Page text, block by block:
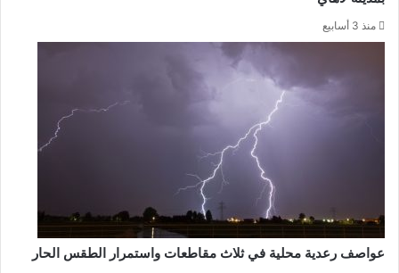
منذ 3 أسابيع
عواصف رعدية محلية في ثلاث مقاطعات واستمرار الطقس الحار